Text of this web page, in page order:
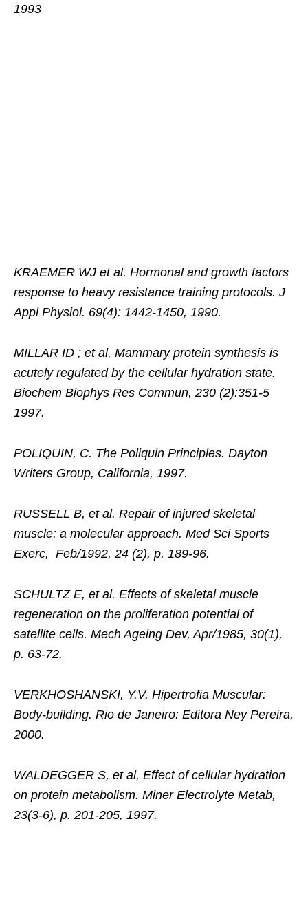
1993
KRAEMER WJ et al. Hormonal and growth factors
response to heavy resistance training protocols. J
Appl Physiol. 69(4): 1442-1450, 1990.
MILLAR ID ; et al, Mammary protein synthesis is
acutely regulated by the cellular hydration state.
Biochem Biophys Res Commun, 230 (2):351-5
1997.
POLIQUIN, C. The Poliquin Principles. Dayton
Writers Group, California, 1997.
RUSSELL B, et al. Repair of injured skeletal
muscle: a molecular approach. Med Sci Sports
Exerc, Feb/1992, 24 (2), p. 189-96.
SCHULTZ E, et al. Effects of skeletal muscle
regeneration on the proliferation potential of
satellite cells. Mech Ageing Dev, Apr/1985, 30(1),
p. 63-72.
VERKHOSHANSKI, Y.V. Hipertrofia Muscular:
Body-building. Rio de Janeiro: Editora Ney Pereira,
2000.
WALDEGGER S, et al, Effect of cellular hydration
on protein metabolism. Miner Electrolyte Metab,
23(3-6), p. 201-205, 1997.